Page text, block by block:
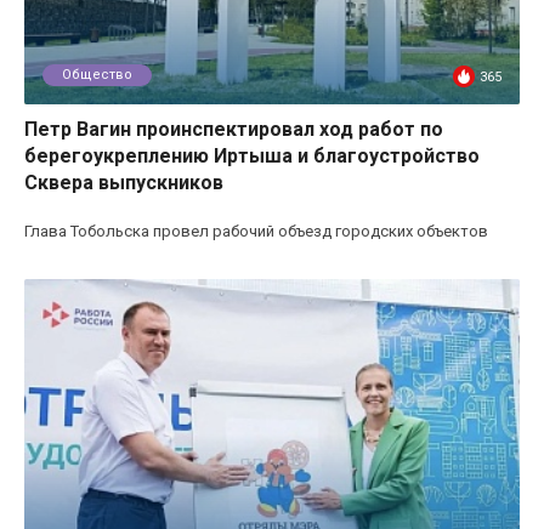
Общество 365
Петр Вагин проинспектировал ход работ по
берегоукреплению Иртыша и благоустройство
Сквера выпускников
Глава Тобольска провел рабочий объезд городских объектов